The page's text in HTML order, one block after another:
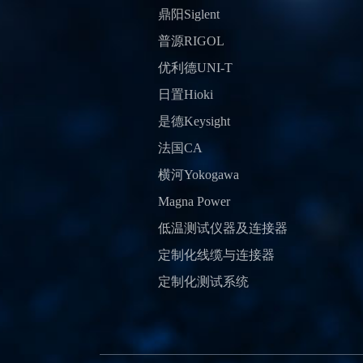
鼎阳Siglent
普源RIGOL
优利德UNI-T
日置Hioki
是德Keysight
法国CA
横河Yokogawa
Magna Power
低温测试仪器及连接器
定制化线缆与连接器
定制化测试系统